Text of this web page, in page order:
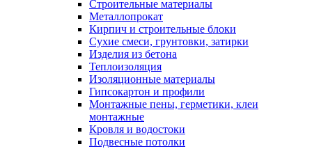
Строительные материалы
Металлопрокат
Кирпич и строительные блоки
Сухие смеси, грунтовки, затирки
Изделия из бетона
Теплоизоляция
Изоляционные материалы
Гипсокартон и профили
Монтажные пены, герметики, клеи
монтажные
Кровля и водостоки
Подвесные потолки